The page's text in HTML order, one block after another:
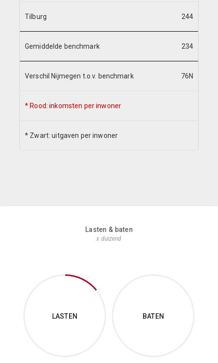
Tilburg 244
Gemiddelde benchmark 234
Verschil Nijmegen t.o.v. benchmark 76N
* Rood: inkomsten per inwoner
* Zwart: uitgaven per inwoner
Lasten & baten
x duizend
LASTEN BATEN